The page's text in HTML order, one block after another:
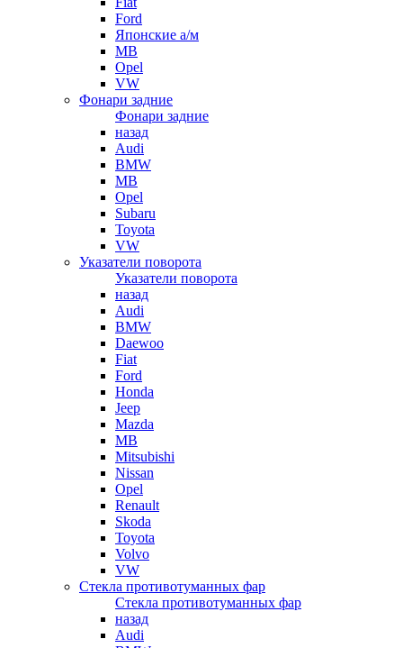
Ford
Японские а/м
MB
Opel
VW
Фонари задние
Фонари задние
назад
Audi
BMW
MB
Opel
Subaru
Toyota
VW
Указатели поворота
Указатели поворота
назад
Audi
BMW
Daewoo
Fiat
Ford
Honda
Jeep
Mazda
MB
Mitsubishi
Nissan
Opel
Renault
Skoda
Toyota
Volvo
VW
Стекла противотуманных фар
Стекла противотуманных фар
назад
Audi